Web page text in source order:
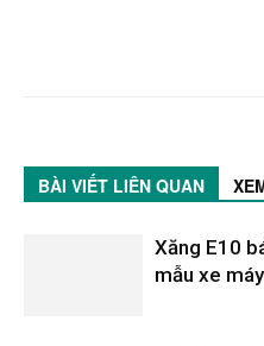
BÀI VIẾT LIÊN QUAN
Xăng E10
mẫu xe